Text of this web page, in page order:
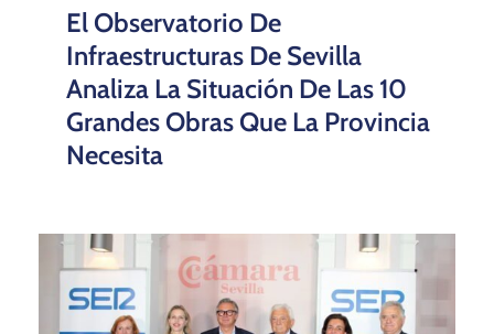
El Observatorio De
Infraestructuras De Sevilla
Analiza La Situación De Las 10
Grandes Obras Que La Provincia
Necesita